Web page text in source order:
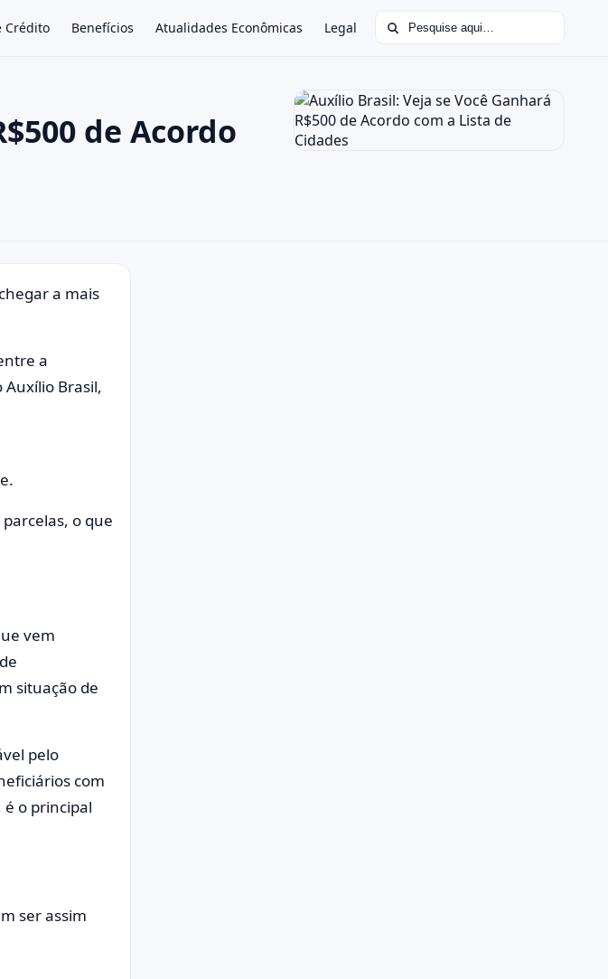
Crédito Benefícios Atualidades Econômicas Legal Buscar por:
×
de Acordo
a mais
a
Auxílio Brasil,
o que
vem
situação de
pelo
com
é o principal
ser assim